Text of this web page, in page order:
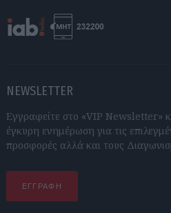
NEWSLETTER
Εγγραφείτε στο «VIP Newsletter»
έγκυρη ενημέρωση για τις
προσφορές αλλά και τους
ΕΓΓΡΑΦΗ